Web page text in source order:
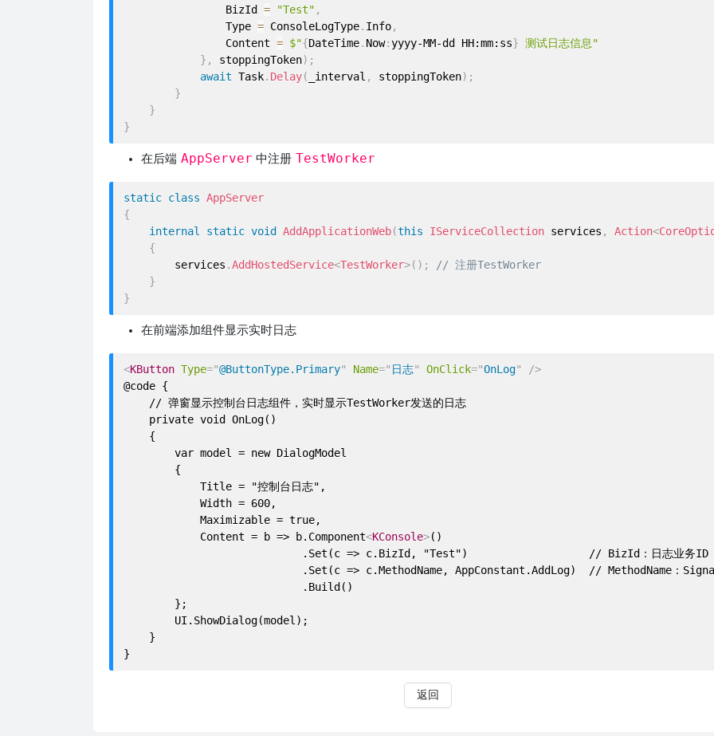
                BizId
= "Test" ,
                Type
= ConsoleLogType. Info,
                Content
= $"{DateTime. Now:yyyy-MM-dd HH:mm:ss} 测试日志信息"
} , stoppingToken) ;
await Task. Delay( _interval , stoppingToken) ;
}
}
}
在后端 AppServer 中注册 TestWorker
static class AppServer
{
internal
static void AddApplicationWeb(this IServiceCollection services , Action<
{
        services
.AddHostedService<TestWorker>( ) ;
// 注册TestWorker
}
}
在前端添加组件显示实时日志
<KButton Type="@ButtonType.Primary" Name=" 日志" OnClick="OnLog"
/>
@code {
    // 弹窗显示控制台日志组件，实时显示TestWorker发送的日志
    private void OnLog()
    {
        var model = new DialogModel
        {
            Title = "控制台日志",
            Width = 600,
            Maximizable = true,
            Content = b => b.Component
<KConsole>()
                            .Set(c => c.BizId, "Test")                   // BizId：日志业务ID
.Set(c => c.MethodName, AppConstant.AddLog)  // MethodName：
                            .Build()
        };
        UI.ShowDialog(model);
    }
返回